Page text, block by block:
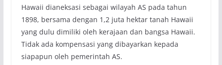
Hawaii dianeksasi sebagai wilayah AS pada tahun
1898, bersama dengan 1,2 juta hektar tanah Hawaii
yang dulu dimiliki oleh kerajaan dan bangsa Hawaii.
Tidak ada kompensasi yang dibayarkan kepada
siapapun oleh pemerintah AS.